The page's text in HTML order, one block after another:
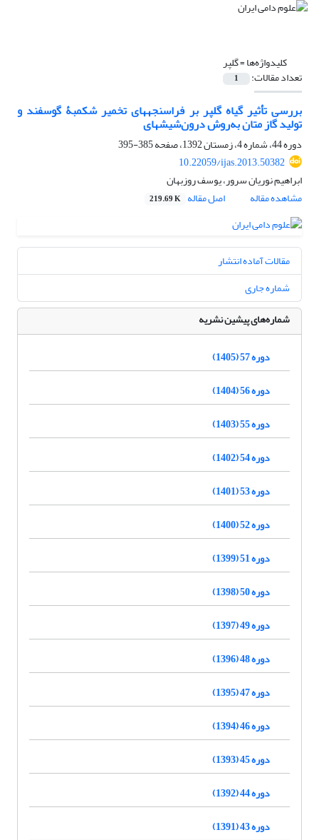
کلیدواژه‌ها =گلپر
تعداد مقالات: 1
بررسی تأثیر گیاه گلپر بر فراسنجه‏های تخمیر شکمبۀ گوسفند و
تولید گاز متان به‌روش درون‌شیشه‏ای
دوره 44، شماره 4، زمستان 1392، صفحه
385-395
10.22059/ijas.2013.50382
ابراهیم نوریان سرور، یوسف روزبهان
مشاهده مقاله
اصل مقاله 219.69 K
مقالات آماده انتشار
شماره جاری
شماره‌های پیشین نشریه
دوره 57 (1405)
دوره 56 (1404)
دوره 55 (1403)
دوره 54 (1402)
دوره 53 (1401)
دوره 52 (1400)
دوره 51 (1399)
دوره 50 (1398)
دوره 49 (1397)
دوره 48 (1396)
دوره 47 (1395)
دوره 46 (1394)
دوره 45 (1393)
دوره 44 (1392)
دوره 43 (1391)